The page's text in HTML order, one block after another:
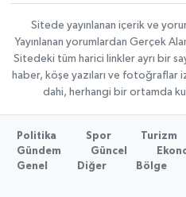
Sitede yayınlanan içerik ve
Yayınlanan yorumlardan Gerçek
Sitedeki tüm harici linkler ayrı bir
haber, köşe yazıları ve fotoğraflar
dahi, herhangi bir ortamda
Politika Spor
Turizm
Gündem
Güncel
Genel
Diğer Bölge